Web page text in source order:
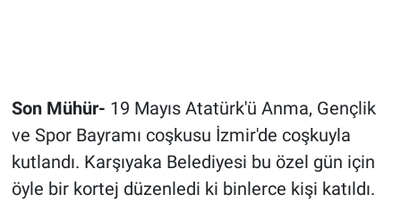
Son Mühür- 19 Mayıs Atatürk'ü Anma, Gençlik
ve Spor Bayramı coşkusu İzmir'de coşkuyla
kutlandı. Karşıyaka Belediyesi bu özel gün için
öyle bir kortej düzenledi ki binlerce kişi katıldı.